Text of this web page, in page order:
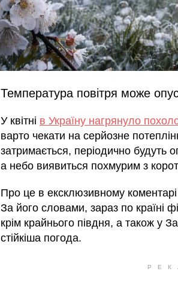
Температура повітря може
У квітні в Україну нагрянуло
варто чекати на серйозне
затримається, періодично будуть
а небо виявиться похмурим з
Про це в ексклюзивному коментарі
За його словами, зараз по країні
крім крайнього півдня, а також у
стійкіша погода.